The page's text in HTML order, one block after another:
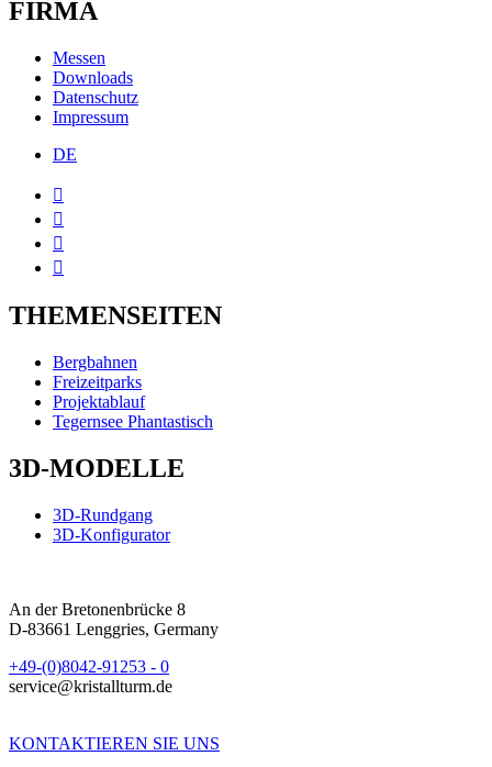
FIRMA
Messen
Downloads
Datenschutz
Impressum
DE




THEMENSEITEN
Bergbahnen
Freizeitparks
Projektablauf
Tegernsee Phantastisch
3D-MODELLE
3D-Rundgang
3D-Konfigurator
An der Bretonenbrücke 8
D-83661 Lenggries, Germany
+49-(0)8042-91253 - 0
service@kristallturm.de
KONTAKTIEREN SIE UNS